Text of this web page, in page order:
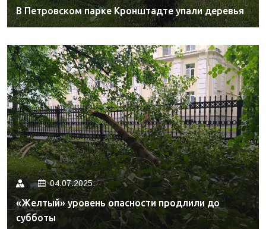
В Петровском парке Кронштадте упали деревья
04.07.2025.
«Желтый» уровень опасности продлили до
субботы